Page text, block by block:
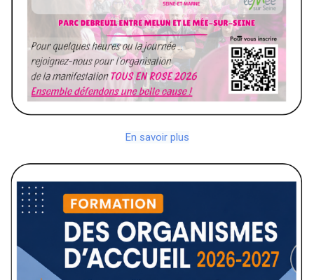
En savoir plus